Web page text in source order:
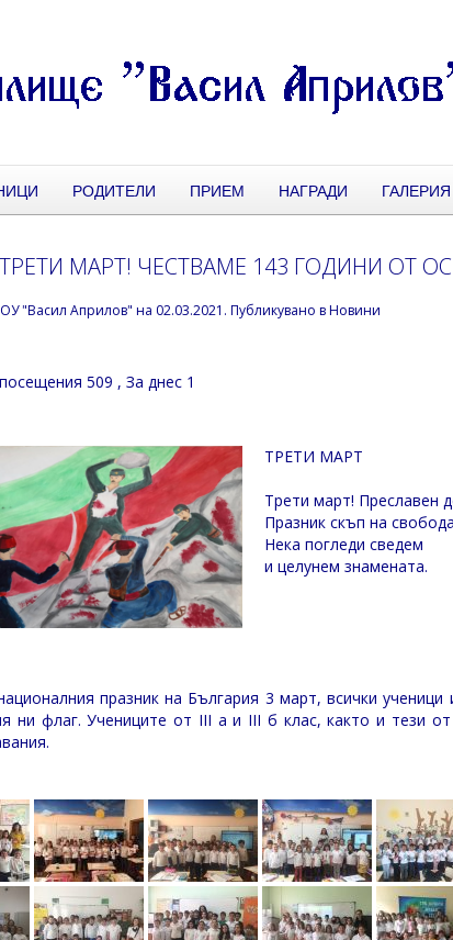
РОДИТЕЛИ ПРИЕМ НАГРАДИ ГАЛЕРИЯ
МАРТ! ЧЕСТВАМЕ 143 ГОДИНИ ОТ
ОУ "Васил Априлов" на 02.03.2021 . Публикувано вНовини
509 , За днес 1
ТРЕТИ МАРТ
Трети март! Преславен
Празник скъп на
Нека погледи сведем
и целунем знамената.
празник на България 3 март, всички
ни флаг. Учениците от III а и III б клас, както и тези